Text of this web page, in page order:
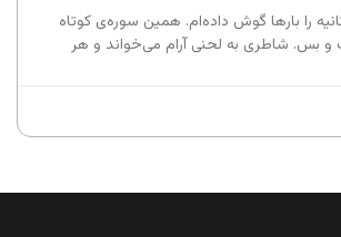
را بارها گوش داده‌ام. همین سوره‌ی کوتاه
بس. شاطری به لحنی آرام می‌خواند و هر